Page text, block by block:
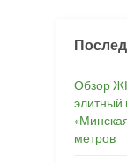
Обзор
элитный
метров